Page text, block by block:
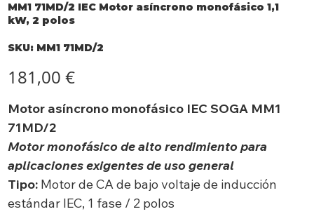
MM1 71MD/2 IEC Motor asíncrono monofásico 1,1
kW, 2 polos
SKU: SKU
MM1
MM1 71MD/2
181,00 €
Motor asíncrono monofásico IEC SOGA MM1
71MD/2
Motor monofásico de alto rendimiento para
aplicaciones exigentes de uso general
Tipo:Motor de CA de bajo voltaje de inducción
estándar IEC, 1 fase / 2 polos